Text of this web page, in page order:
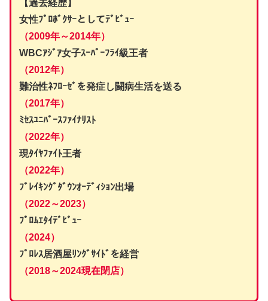
【過去経歴】
女性ﾌﾟﾛﾎﾞｸｻｰとしてﾃﾞﾋﾞｭｰ
（2009年～2014年）
WBCｱｼﾞｱ女子ｽｰﾊﾟｰﾌﾗｲ級王者
（2012年）
難治性ﾈﾌﾛｰｾﾞを発症し闘病生活を送る
（2017年）
ﾐｾｽﾕﾆﾊﾞｰｽﾌｧｲﾅﾘｽﾄ
（2022年）
現ﾀｲﾔﾌｧｲﾄ王者
（2022年）
ﾌﾞﾚｲｷﾝｸﾞﾀﾞｳﾝｵｰﾃﾞｨｼｮﾝ出場
（2022～2023）
ﾌﾟﾛﾑｴﾀｲﾃﾞﾋﾞｭｰ
（2024）
ﾌﾟﾛﾚｽ居酒屋ﾘﾝｸﾞｻｲﾄﾞを経営
（2018～2024現在閉店）